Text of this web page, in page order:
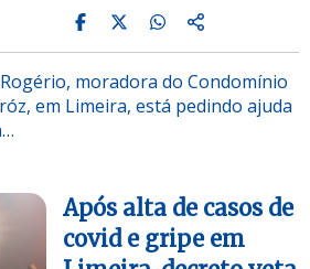
moradora do Condomínio
em Limeira, está pedindo ajuda
Após alta de casos de
covid e gripe em